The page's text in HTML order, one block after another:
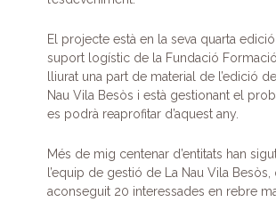
El projecte està en la seva quarta
suport logístic de la Fundació
lliurat una part de material de l’edició de
Nau Vila Besòs i està gestionant el
es podrà reaprofitar d’aquest any.
Més de mig centenar d’entitats han
l’equip de gestió de La Nau Vila Besòs,
aconseguit 20 interessades en rebre